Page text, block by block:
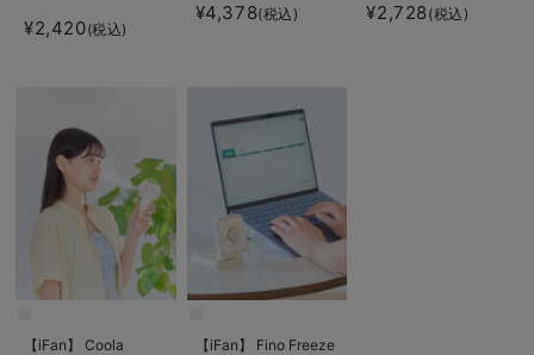
¥2,420(税込)
¥4,378(税込) ¥2,728(税込)
【iFan】 Coola 【iFan】 Fino Freeze